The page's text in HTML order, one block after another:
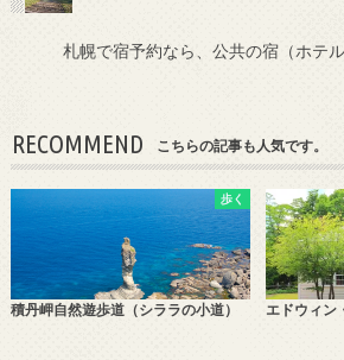
札幌で宿予約なら、公共の宿（ホテ
RECOMMEND こちらの記事も人気です。
歩く
積丹岬自然遊歩道（シララの小道） エドウィン